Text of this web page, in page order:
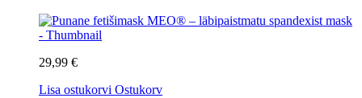
29,99 €
Lisa ostukorvi Ostukorv